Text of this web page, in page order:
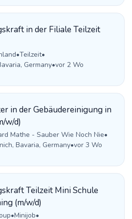
in der Filiale Teilzeit
•Teilzeit•
Germany•vor 2 Wo
in der Gebäudereinigung in
w/d)
Mathe - Sauber Wie Noch Nie•
Bavaria, Germany•vor 3 Wo
Teilzeit Mini Schule
(m/w/d)
•Minijob•